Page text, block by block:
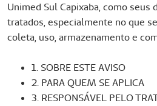
Unimed Sul Capixaba, como seus
tratados, especialmente no que
coleta, uso, armazenamento e
1. SOBRE ESTE AVISO
2. PARA QUEM SE APLICA
3. RESPONSÁVEL PELO